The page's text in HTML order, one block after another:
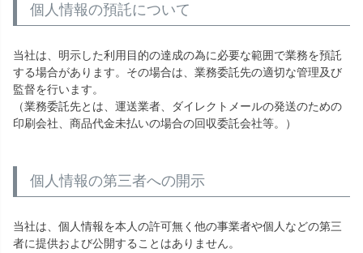
個人情報の預託について
当社は、明示した利用目的の達成の為に必要な範囲で業務を預託
する場合があります。その場合は、業務委託先の適切な管理及び
監督を行います。
（業務委託先とは、運送業者、ダイレクトメールの発送のための
印刷会社、商品代金未払いの場合の回収委託会社等。）
個人情報の第三者への開示
当社は、個人情報を本人の許可無く他の事業者や個人などの第三
者に提供および公開することはありません。